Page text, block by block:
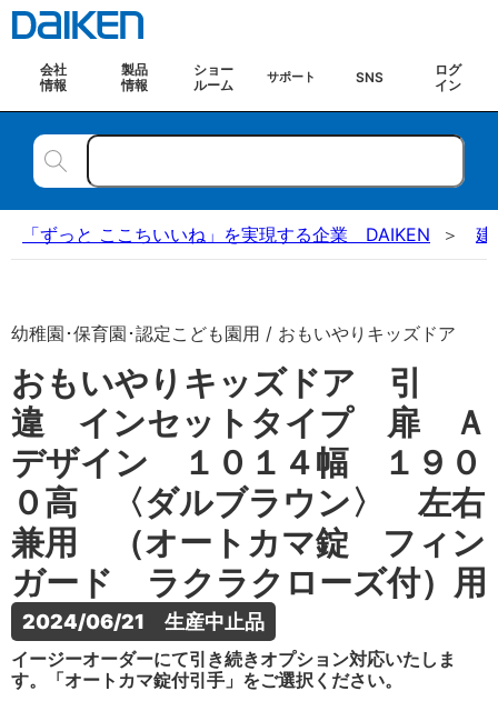
会社
情報
製品
情報
ショー
ルーム
サポート SNS
ログ
イン
「ずっと ここちいいね」を実現する企業 DAIKEN 建
幼稚園･保育園･認定こども園用 / おもいやりキッズドア
おもいやりキッズドア 引
違 インセットタイプ 扉 Ａ
デザイン １０１４幅 １９０
０高 〈ダルブラウン〉 左右
兼用 （オートカマ錠 フィン
ガード ラクラクローズ付）用
2024/06/21　生産中止品
イージーオーダーにて引き続きオプション対応いたしま
す。「オートカマ錠付引手」をご選択ください。